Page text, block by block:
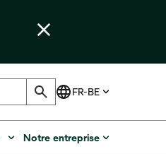
Notre entreprise